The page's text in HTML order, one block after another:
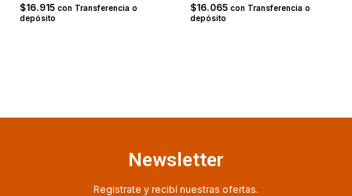
$16.915 con Transferencia o
depósito
$16.065 con Transferencia o
depósito
Newsletter
Registrate y recibí nuestras ofertas.